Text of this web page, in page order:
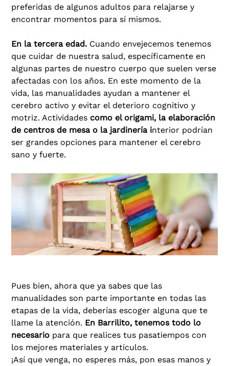
preferidas de algunos adultos para relajarse y
encontrar momentos para sí mismos.
En la tercera edad. Cuando envejecemos tenemos
que cuidar de nuestra salud, específicamente en
algunas partes de nuestro cuerpo que suelen verse
afectadas con los años. En este momento de la
vida, las manualidades ayudan a mantener el
cerebro activo y evitar el deterioro cognitivo y
motriz. Actividades como el origami, la elaboración
de centros de mesa o la jardinería interior podrían
ser grandes opciones para mantener el cerebro
sano y fuerte.
Pues bien, ahora que ya sabes que las
manualidades son parte importante en todas las
etapas de la vida, deberías escoger alguna que te
llame la atención. En Barrilito, tenemos todo lo
necesario para que realices tus pasatiempos con
los mejores materiales y artículos.
¡Así que venga, no esperes más, pon esas manos y